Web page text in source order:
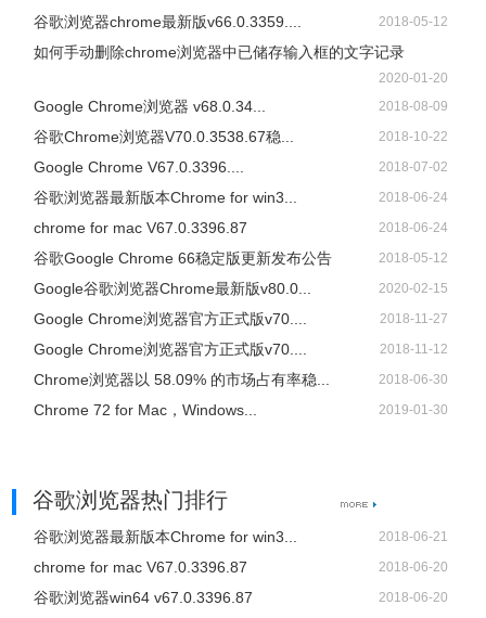
谷歌浏览器chrome最新版v66.0.3359.... 2018-05-12
如何手动删除chrome浏览器中已储存输入框的文字记录
2020-01-20
Google Chrome浏览器 v68.0.34... 2018-08-09
谷歌Chrome浏览器V70.0.3538.67稳... 2018-10-22
Google Chrome V67.0.3396.... 2018-07-02
谷歌浏览器最新版本Chrome for win3... 2018-06-24
chrome for mac V67.0.3396.87 2018-06-24
谷歌Google Chrome 66稳定版更新发布公告 2018-05-12
Google谷歌浏览器Chrome最新版v80.0... 2020-02-15
Google Chrome浏览器官方正式版v70.... 2018-11-27
Google Chrome浏览器官方正式版v70.... 2018-11-12
Chrome浏览器以 58.09% 的市场占有率稳... 2018-06-30
Chrome 72 for Mac，Windows... 2019-01-30
谷歌浏览器热门排行
谷歌浏览器最新版本Chrome for win3... 2018-06-21
chrome for mac V67.0.3396.87 2018-06-20
谷歌浏览器win64 v67.0.3396.87 2018-06-20